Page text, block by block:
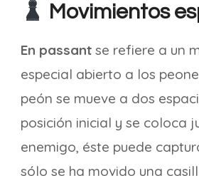
Movimientos
En passant se refiere a un
especial abierto a los
peón se mueve a dos
posición inicial y se coloca
enemigo, éste puede
sólo se ha movido una